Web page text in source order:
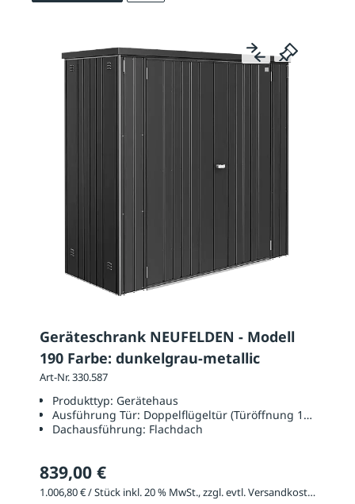
Geräteschrank NEUFELDEN - Modell
190 Farbe: dunkelgrau-metallic
Art-Nr. 330.587
Produkttyp: Gerätehaus
Ausführung Tür: Doppelflügeltür (Türöffnung 1350 x
Dachausführung: Flachdach
839,00 €
1.006,80 € / Stück inkl. 20 % MwSt., zzgl. evtl. Versandkosten